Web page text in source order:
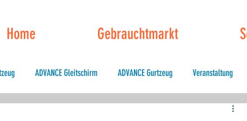
Home Gebrauchtmarkt
ADVANCE Gleitschirm ADVANCE Gurtzeug Veranstaltung